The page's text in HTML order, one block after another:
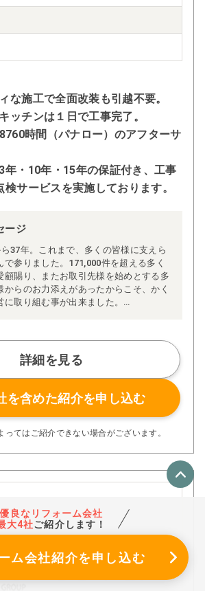
な施工で全面改装も引越不要。
ッチンは１日で工事完了。
時間（パナロー）のアフターサ
年・10年・15年の保証付き、工事
サービスを実施しております。
ージ
37年。これまで、多くの皆様に支えら
で参りました。171,000件を超える多く
顧賜り、またお取引先様を始めとする多
からのお力添えがあったからこそ、かく
に取り組む事が出来ました。
足度の向上を第一に、従業員の生活安
、延いては事業を通じて社会貢献活動の
使命の基、文字通り「社会の公器」を目
取り組んでおります。
器」であり、健全な企業経営が日本経済
かにし、行く行くは国の発展に寄与する
、今後も努力を惜しまず続けて参りま
詳細を見る
を含めた紹介を申し込む
てはご紹介できない場合がございます。
優良なリフォーム会社
大4社ご紹介します！
ム会社紹介を申し込む